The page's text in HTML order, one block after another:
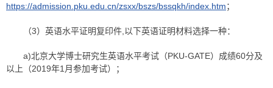
https://admission.pku.edu.cn/zsxx/bszs/bssqkh/index.htm；
（3）英语水平证明复印件,以下英语证明材料选择一种：
a)北京大学博士研究生英语水平考试（PKU-GATE）成绩60分及
以上（2019年1月参加考试）；